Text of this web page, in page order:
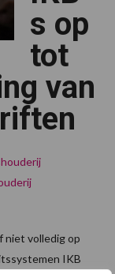
s op
tot
van
niet volledig op
IKB